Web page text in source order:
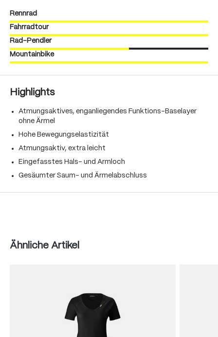
Rennrad
Fahrradtour
Rad-Pendler
Mountainbike
Highlights
Atmungsaktives, enganliegendes Funktions-Baselayer
ohne Ärmel
Hohe Bewegungselastizität
Atmungsaktiv, extra leicht
Eingefasstes Hals- und Armloch
Gesäumter Saum- und Ärmelabschluss
Produktgalerie überspringen
Ähnliche Artikel